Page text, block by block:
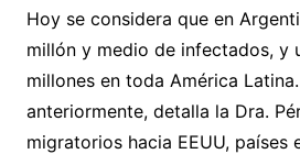
Hoy se considera que en
millón y medio de infectados, y
millones en toda América
anteriormente, detalla la Dra.
migratorios hacia EEUU, países